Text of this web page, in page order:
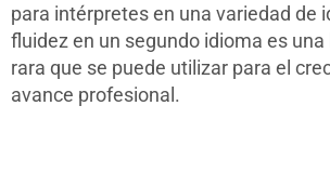
para intérpretes en una variedad de
fluidez en un segundo idioma es
rara que se puede utilizar para el
avance profesional.